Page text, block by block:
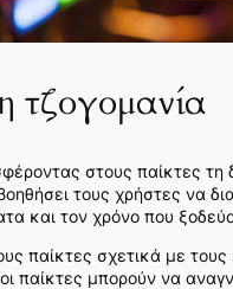
τζογομανία
στους παίκτες τη
τους χρήστες να
και τον χρόνο που
παίκτες σχετικά με
παίκτες μπορούν να